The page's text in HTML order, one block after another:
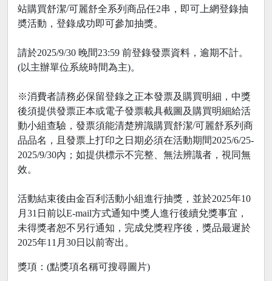
站購買舒潔/可麗舒全系列商品任2串，即可上網登錄抽
奬活動，登錄成功即可參加抽獎。
請於2025/9/30 晚間23:59 前登錄發票資料，逾期不計。
(以主辦單位系統時間為主)。
※消費者請務必保留登錄之正本發票及購買明細，中獎
後須提供發票正本或電子發票載具截圖及購買明細給活
動小組查驗，發票須能清楚辨識購買舒潔/可麗舒系列商
品品名，且發票上打印之日期必須在活動期間2025/6/25-
2025/9/30內；如提供標示不完整、無法辨識者，視同無
效。
活動結束後由金百利活動小組進行抽獎，並於2025年10
月31日前以E-mail方式通知中獎人進行後續兌獎事宜，
未得獎者恕不另行通知，完成兌獎程序後，獎品最遲於
2025年11月30日以前寄出。
獎項：(點獎項名稱可搜尋圖片)